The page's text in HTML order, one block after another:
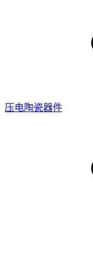
压电陶瓷器件